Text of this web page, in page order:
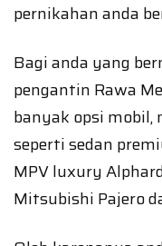
pernikahan anda
Bagi anda yang
pengantin Rawa
banyak opsi
seperti sedan
MPV luxury
Mitsubishi Pajero